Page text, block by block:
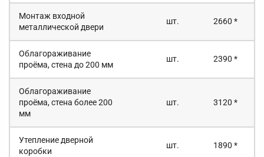
Монтаж входной
металлической двери
шт. 2660 *
Облагораживание
проёма, стена до 200 мм
шт. 2390 *
Облагораживание
проёма, стена более 200
мм
шт. 3120 *
Утепление дверной
коробки
шт. 1890 *